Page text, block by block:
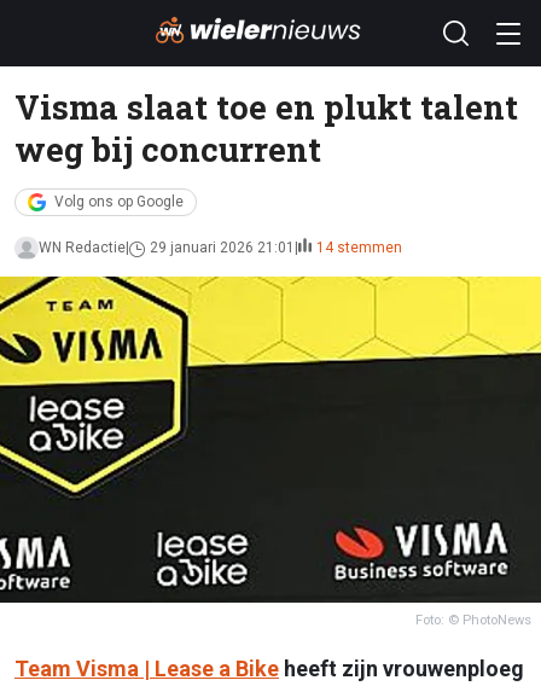
Visma slaat toe en plukt talent
weg bij concurrent
Volg ons op Google
WN Redactie 29 januari 2026 21:01 14 stemmen
Foto: © PhotoNews
Team Visma | Lease a Bike heeft zijn vrouwenploeg